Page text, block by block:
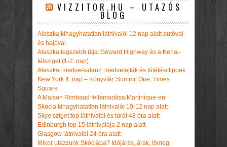
VIZZITOR.HU – UTAZÓS
BLOG
Alaszka kihagyhatatlan látnivalói 12 nap alatt autóval
és hajóval
Alaszka legszebb útja: Seward Highway és a Kenai-
félsziget (1-2. nap)
Alaszkai medve-kalauz: medvefajták és túlélési tippek
New York 4. nap – Könyvtár, Summit One, Times
Square
A Maison Rimbaud feltámadása Martinique-en
Skócia kihagyhatatlan látnivalói 10-12 nap alatt
Skye sziget top látnivalói és túrái 48 óra alatt
Edinburgh top 15 látnivalója 2 nap alatt
Glasgow látnivalói 24 óra alatt
Mikor utazzunk Skóciába? Időjárás, árak, tömeg,